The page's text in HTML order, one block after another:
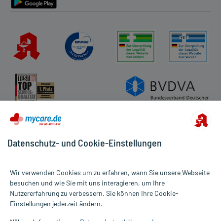
Alle Preise gelten inkl. MwSt., ggf. zzgl. Versandkosten
Informationen auf dieser Website werden ausschließlich für
Datenschutz- und Cookie-Einstellungen
Wir verwenden Cookies um zu erfahren, wann Sie unsere Webseite
besuchen und wie Sie mit uns interagieren, um Ihre
Nutzererfahrung zu verbessern. Sie können Ihre Cookie-
Einstellungen jederzeit ändern.